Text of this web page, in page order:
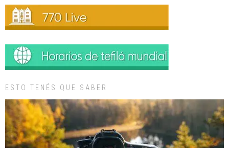
ESTO TENÉS QUE SABER